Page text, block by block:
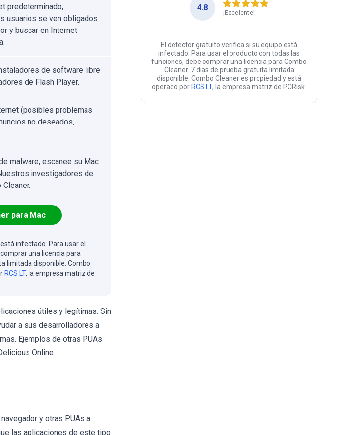
predeterminado,
usuarios se ven obligados
y buscar en Internet
de software libre
de Flash Player.
(posibles problemas
no deseados,
malware, escanee su Mac
investigadores de
para Mac
infectado. Para usar el
una licencia para
limitada disponible. Combo
RCS LT, la empresa matriz de
útiles y legítimas. Sin
a sus desarrolladores a
Ejemplos de otras PUAs
Online
y otras PUAs a
las aplicaciones de este tipo
4.8
¡Excelente!
El detector gratuito verifica si su equipo está
infectado. Para usar el producto con todas las
funciones, debe comprar una licencia para Combo
Cleaner. 7 días de prueba gratuita limitada
disponible. Combo Cleaner es propiedad y está
operado por RCS LT, la empresa matriz de PCRisk.